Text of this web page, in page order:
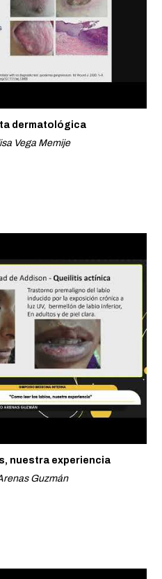
dermatológica
Vega Memije
nuestra experiencia
Guzmán